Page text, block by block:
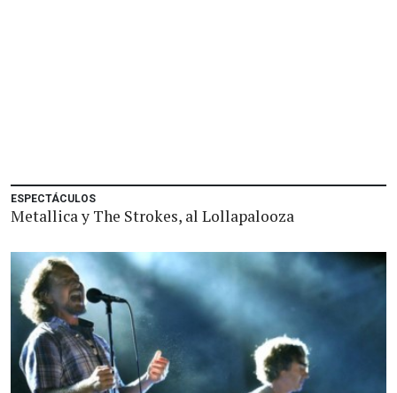
ESPECTÁCULOS
Metallica y The Strokes, al Lollapalooza